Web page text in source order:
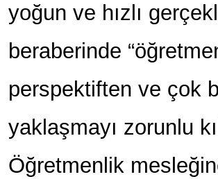
yoğun ve hızlı
beraberinde
perspektiften ve çok
yaklaşmayı zorunlu
Öğretmenlik